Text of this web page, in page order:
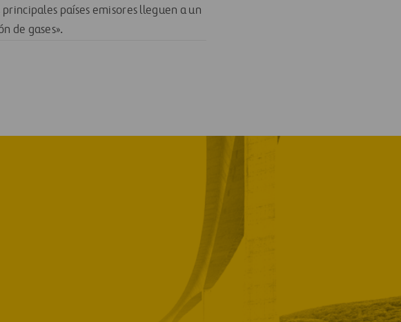
países emisores lleguen a un
de gases».